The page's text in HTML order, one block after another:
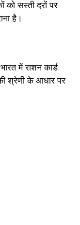
को सस्ती दरों पर
है।
में राशन कार्ड
की श्रेणी के आधार पर